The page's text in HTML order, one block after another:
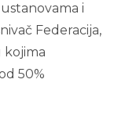
i
Federacija,
50%